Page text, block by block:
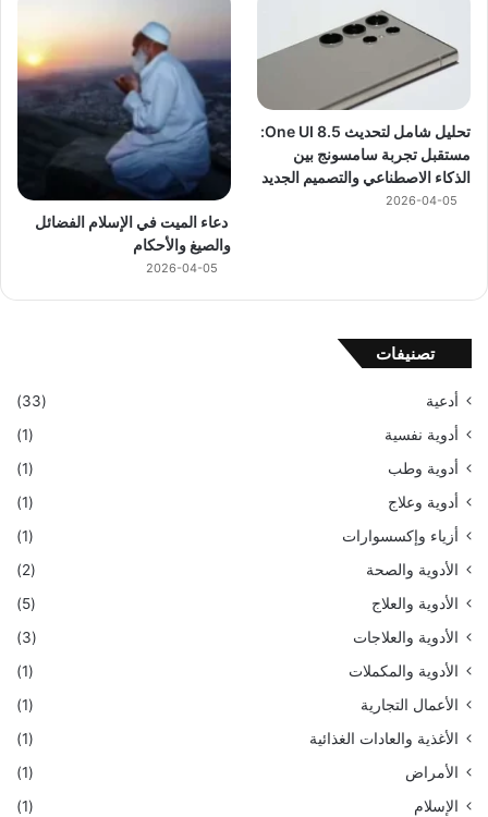
تحليل شامل لتحديث One UI 8.5:
مستقبل تجربة سامسونج بين
الذكاء الاصطناعي والتصميم الجديد
2026-04-05
دعاء الميت في الإسلام الفضائل
والصيغ والأحكام
2026-04-05
تصنيفات
أدعية
(33)
أدوية نفسية
(1)
أدوية وطب
(1)
أدوية وعلاج
(1)
أزياء وإكسسوارات
(1)
الأدوية والصحة
(2)
الأدوية والعلاج
(5)
الأدوية والعلاجات
(3)
الأدوية والمكملات
(1)
الأعمال التجارية
(1)
الأغذية والعادات الغذائية
(1)
الأمراض
(1)
الإسلام
(1)